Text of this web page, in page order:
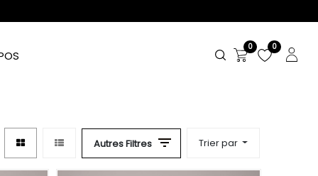
0 0
Trier par
Autres Filtres